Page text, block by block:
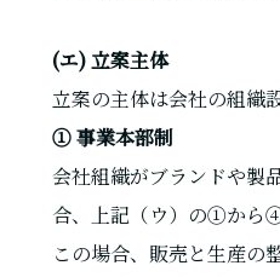
(エ) 立案主体
立案の主体は会社の組織
① 事業本部制
会社組織がブランドや製
合、上記（ウ）の①から④
この場合、販売と生産の